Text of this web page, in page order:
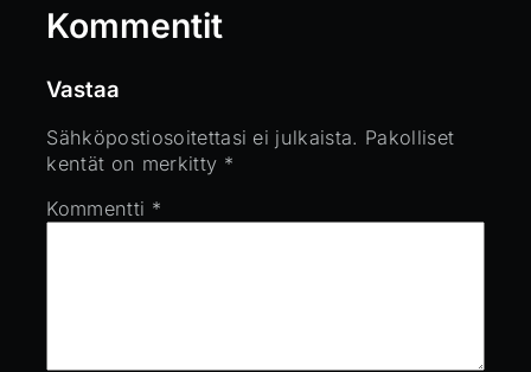
Kommentit
Vastaa
Sähköpostiosoitettasi ei julkaista. Pakolliset
kentät on merkitty *
Kommentti *